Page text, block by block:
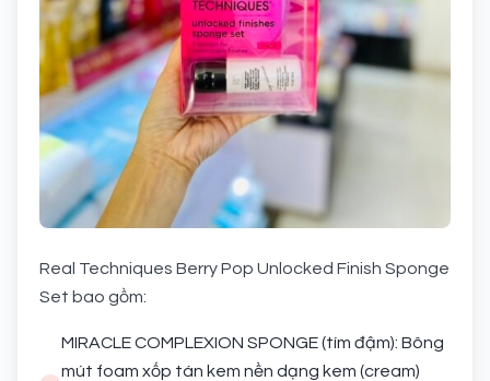
Real Techniques Berry Pop Unlocked Finish Sponge
Set bao gồm:
MIRACLE COMPLEXION SPONGE (tím đậm): Bông
mút foam xốp tán kem nền dạng kem (cream)